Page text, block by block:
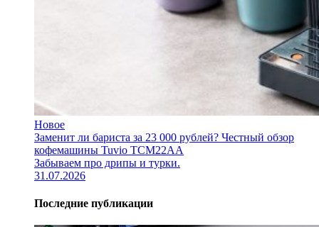
Новое
Заменит ли бариста за 23 000 рублей? Честный обзор
кофемашины Tuvio TCM22AA
Забываем про дрипы и турки.
31.07.2026
Последние публикации